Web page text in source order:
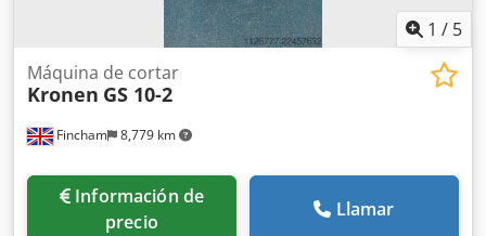
1 / 5
Fincham 8,779 km
Máquina de cortar
Kronen GS 10-2
Información de
precio
Llamar